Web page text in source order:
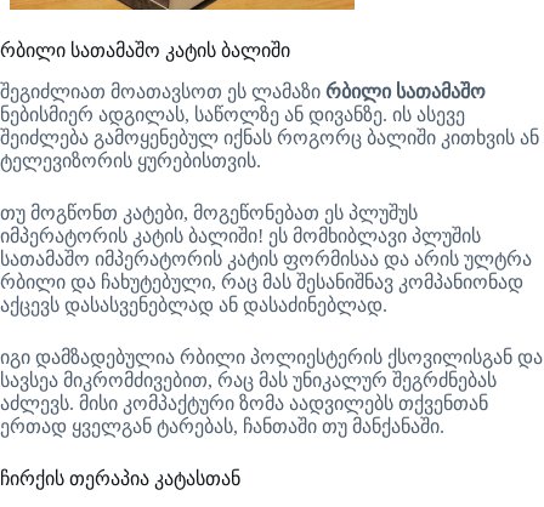
რბილი სათამაშო კატის ბალიში
შეგიძლიათ მოათავსოთ ეს ლამაზი რბილი სათამაშო
ნებისმიერ ადგილას, საწოლზე ან დივანზე. ის ასევე
შეიძლება გამოყენებულ იქნას როგორც ბალიში კითხვის ან
ტელევიზორის ყურებისთვის.
თუ მოგწონთ კატები, მოგეწონებათ ეს პლუშუს
იმპერატორის კატის ბალიში! ეს მომხიბლავი პლუშის
სათამაშო იმპერატორის კატის ფორმისაა და არის ულტრა
რბილი და ჩახუტებული, რაც მას შესანიშნავ კომპანიონად
აქცევს დასასვენებლად ან დასაძინებლად.
იგი დამზადებულია რბილი პოლიესტერის ქსოვილისგან და
სავსეა მიკრომძივებით, რაც მას უნიკალურ შეგრძნებას
აძლევს. მისი კომპაქტური ზომა აადვილებს თქვენთან
ერთად ყველგან ტარებას, ჩანთაში თუ მანქანაში.
ჩირქის თერაპია კატასთან